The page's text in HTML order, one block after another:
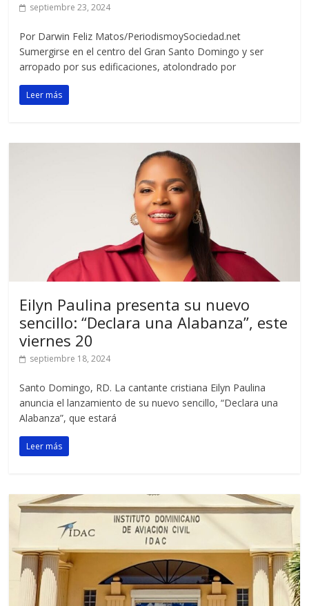
septiembre 23, 2024
Por Darwin Feliz Matos/PeriodismoySociedad.net
Sumergirse en el centro del Gran Santo Domingo y ser
arropado por sus edificaciones, atolondrado por
Leer más
Eilyn Paulina presenta su nuevo
sencillo: “Declara una Alabanza”, este
viernes 20
septiembre 18, 2024
Santo Domingo, RD. La cantante cristiana Eilyn Paulina
anuncia el lanzamiento de su nuevo sencillo, “Declara una
Alabanza”, que estará
Leer más